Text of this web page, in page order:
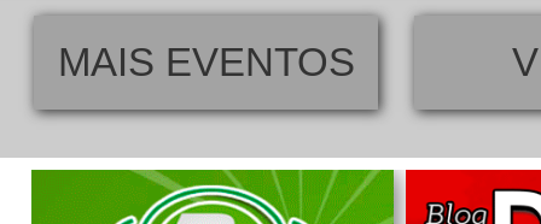
MAIS EVENTOS